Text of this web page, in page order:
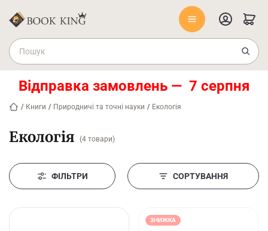
Відправка замовлень — 7 серпня
/ Книги / Природничі та точні науки / Екологія
Екологія (4 товари)
ФІЛЬТРИ СОРТУВАННЯ
ЗНИЖКА